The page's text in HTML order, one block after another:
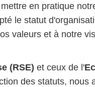
en pratique
le statut
valeurs et à notre
(RSE) et ceux de l'
des statuts, nous